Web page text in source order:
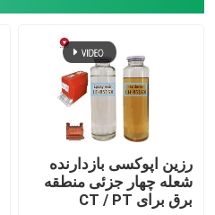
رزین اپوکسی بازدارنده
شعله چهار جزئی منطقه
برق برای CT / PT